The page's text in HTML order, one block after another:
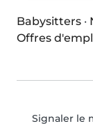
Babysitters ·
Offres
Signaler le